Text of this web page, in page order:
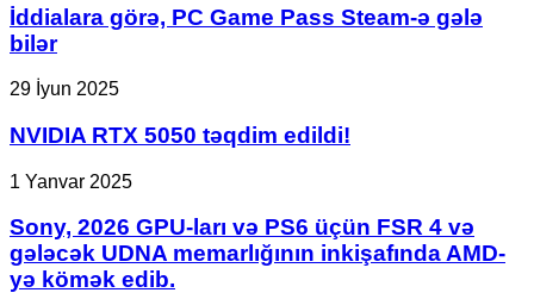
PC
Game
Pass
Steam-
ə
bilər
İddialara görə, PC Game Pass Steam-ə gələ
bilər
NVIDIA
5050
təqdim
edildi!
29 İyun 2025
NVIDIA RTX 5050 təqdim edildi!
Sony,
GPU-
ları
və
PS6
1 Yanvar 2025
Sony, 2026 GPU-ları və PS6 üçün FSR 4 və
gələcək UDNA memarlığının inkişafında AMD-
yə kömək edib.